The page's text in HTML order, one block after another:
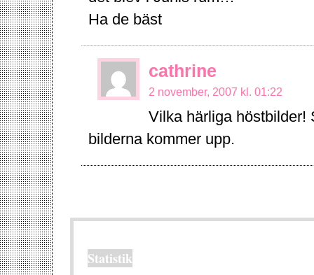
Ha de bäst
cathrine
2 november, 2007 kl. 01:22
Vilka härliga höstbilder!
bilderna kommer upp.
Statistik